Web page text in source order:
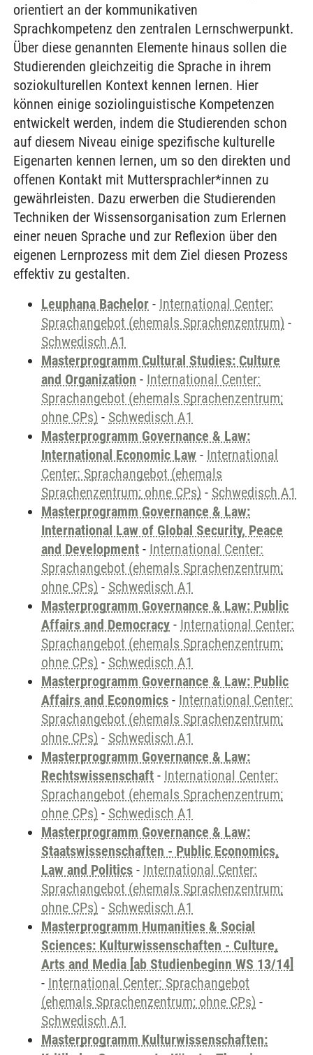
orientiert an der kommunikativen
Sprachkompetenz den zentralen Lernschwerpunkt.
Über diese genannten Elemente hinaus sollen die
Studierenden gleichzeitig die Sprache in ihrem
soziokulturellen Kontext kennen lernen. Hier
können einige soziolinguistische Kompetenzen
entwickelt werden, indem die Studierenden schon
auf diesem Niveau einige spezifische kulturelle
Eigenarten kennen lernen, um so den direkten und
offenen Kontakt mit Muttersprachler*innen zu
gewährleisten. Dazu erwerben die Studierenden
Techniken der Wissensorganisation zum Erlernen
einer neuen Sprache und zur Reflexion über den
eigenen Lernprozess mit dem Ziel diesen Prozess
effektiv zu gestalten.
Leuphana Bachelor - International Center:
Sprachangebot (ehemals Sprachenzentrum) -
Schwedisch A1
Masterprogramm Cultural Studies: Culture
and Organization - International Center:
Sprachangebot (ehemals Sprachenzentrum;
ohne CPs) - Schwedisch A1
Masterprogramm Governance & Law:
International Economic Law - International
Center: Sprachangebot (ehemals
Sprachenzentrum; ohne CPs) - Schwedisch A1
Masterprogramm Governance & Law:
International Law of Global Security, Peace
and Development - International Center:
Sprachangebot (ehemals Sprachenzentrum;
ohne CPs) - Schwedisch A1
Masterprogramm Governance & Law: Public
Affairs and Democracy - International Center:
Sprachangebot (ehemals Sprachenzentrum;
ohne CPs) - Schwedisch A1
Masterprogramm Governance & Law: Public
Affairs and Economics - International Center:
Sprachangebot (ehemals Sprachenzentrum;
ohne CPs) - Schwedisch A1
Masterprogramm Governance & Law:
Rechtswissenschaft - International Center:
Sprachangebot (ehemals Sprachenzentrum;
ohne CPs) - Schwedisch A1
Masterprogramm Governance & Law:
Staatswissenschaften - Public Economics,
Law and Politics - International Center:
Sprachangebot (ehemals Sprachenzentrum;
ohne CPs) - Schwedisch A1
Masterprogramm Humanities & Social
Sciences: Kulturwissenschaften - Culture,
Arts and Media [ab Studienbeginn WS 13/14]
- International Center: Sprachangebot
(ehemals Sprachenzentrum; ohne CPs) -
Schwedisch A1
Masterprogramm Kulturwissenschaften: